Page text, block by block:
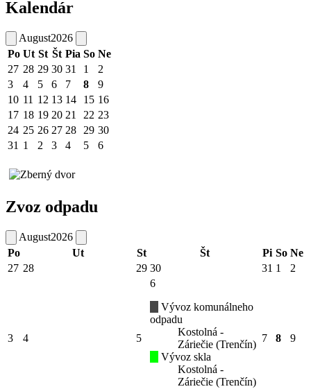
Kalendár
August2026
Po Ut St Št Pia So Ne
27 28 29 30 31 1
2
3
4 5 6 7 8
9
10 11 12 13 14 15 16
17 18 19 20 21 22 23
24 25 26 27 28 29 30
31 1 2 3 4 5 6
Zvoz odpadu
August2026
Po
Ut St Št Pi So Ne
27 28 29 30 31 1 2
3 4 5
6
Vývoz komunálneho
odpadu
Kostolná -
Záriečie (Trenčín)
Vývoz skla
Kostolná -
Záriečie (Trenčín)
7 8 9